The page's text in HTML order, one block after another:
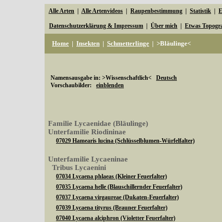
Alle Arten Alle Artenvideos Raupenbestimmung Statistik
Datenschutzerklärung & Impressum Über mich Etwas
Home | Insekten | Schmetterlinge | >Bläulinge<
Namensausgabe in: >Wissenschaftlich< Deutsch
Vorschaubilder: einblenden
Familie Lycaenidae (Bläulinge)
Unterfamilie Riodininae
07029 Hamearis lucina (Schlüsselblumen-Würfelfalter)
Unterfamilie Lycaeninae
Tribus Lycaenini
07034 Lycaena phlaeas (Kleiner Feuerfalter)
07035 Lycaena helle (Blauschillernder Feuerfalter)
07037 Lycaena virgaureae (Dukaten-Feuerfalter)
07039 Lycaena tityrus (Brauner Feuerfalter)
07040 Lycaena alciphron (Violetter Feuerfalter)